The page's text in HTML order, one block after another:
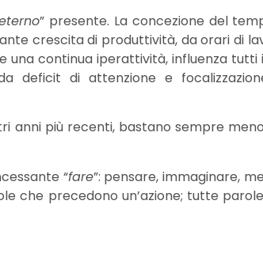
” presente. La concezione del
crescita di produttività, da orari di
una continua iperattività, influenza
deficit di attenzione e
anni più recenti, bastano sempre
“fare”: pensare, immaginare,
che precedono un’azione; tutte